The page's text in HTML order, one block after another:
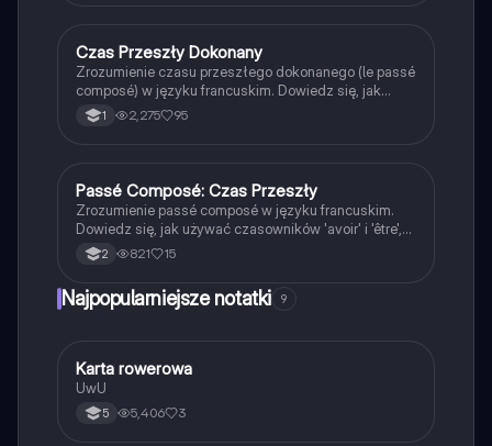
Język francuski
Czas Przeszły Dokonany
Zrozumienie czasu przeszłego dokonanego (le passé
composé) w języku francuskim. Dowiedz się, jak
używać czasowników 'être' i 'avoir', tworzyć
imiesłowy oraz stosować negację. Idealne dla
1 2,275 95
Język francuski
Passé Composé: Czas Przeszły
Zrozumienie passé composé w języku francuskim.
Dowiedz się, jak używać czasowników 'avoir' i 'être',
oraz poznaj zasady tworzenia formy przeszłej.
Idealne dla uczniów przygotowujących się do
egzaminów. Zawiera regularne i nieregularne
czasowniki oraz przykłady użycia.
2 821 15
Najpopularniejsze notatki 9
KTechnika
Karta rowerowa
UwU
5 5,406 3